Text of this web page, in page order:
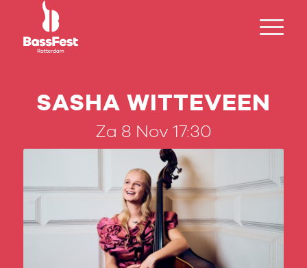
SASHA WITTEVEEN
Za 8 Nov 17:30